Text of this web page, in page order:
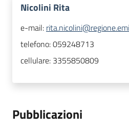
Nicolini Rita
e-mail:
telefono:059248713
cellulare: 3355850809
Pubblicazioni